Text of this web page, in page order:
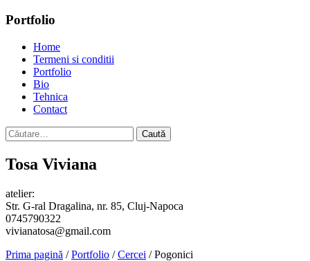
Portfolio
Home
Termeni si conditii
Portfolio
Bio
Tehnica
Contact
Caută
după:
Tosa Viviana
atelier:
Str. G-ral Dragalina, nr. 85, Cluj-Napoca
0745790322
vivianatosa@gmail.com
Prima pagină /Portfolio /Cercei / Pogonici